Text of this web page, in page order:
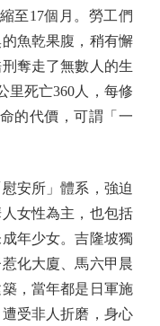
至17個月。勞工們
魚乾果腹，稍有懈
奪走了無數人的生
里死亡360人，每修
的代價，可謂「一
安所」體系，強迫
女性為主，也包括
年少女。吉隆坡獨
化大廈、馬六甲晨
，當年都是日軍施
受非人折磨，身心